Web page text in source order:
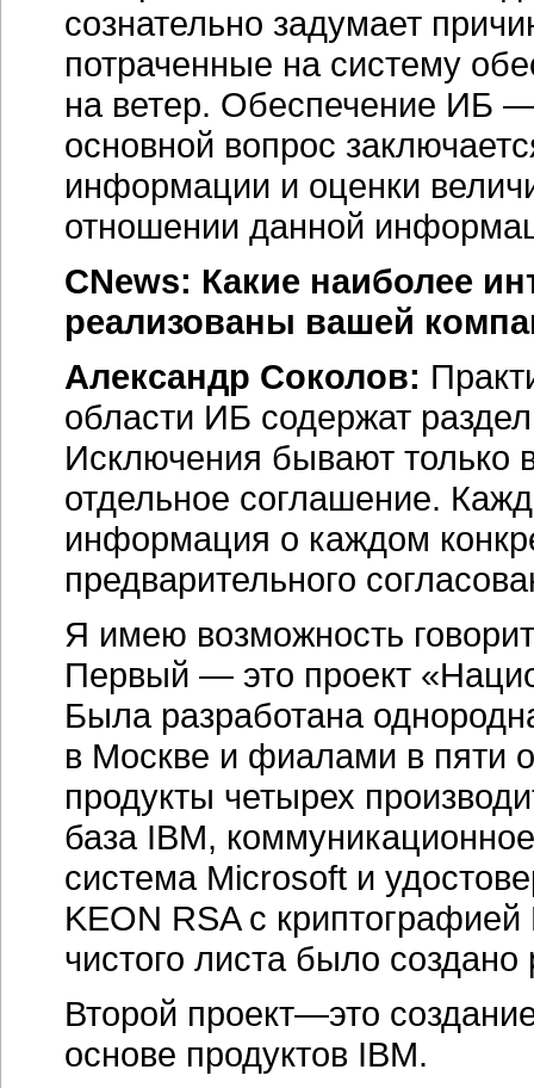
сознательно задумает
потраченные на систему
на ветер. Обеспечение ИБ —
основной вопрос
информации и оценки
отношении данной
CNews: Какие наиболее
реализованы вашей
Александр Соколов:
области ИБ содержат
Исключения бывают только
отдельное соглашение.
информация о каждом
предварительного
Я имею возможность
Первый — это проект
Была разработана
в Москве и фиалами в пяти
продукты четырех
база IBM,
система Microsoft и
KEON RSA с
чистого листа было
Второй проект—это
основе продуктов IBM.